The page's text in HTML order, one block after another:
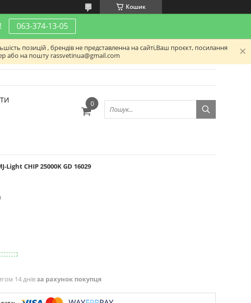
Кошик
063-374-13-05
позицій , брендів не представленна на сайті,Ваш проєкт, посилання
або на пошту rassvetinua@gmail.com
Light CHIP 25000K GD 16029
14 днівза рахунок покупця